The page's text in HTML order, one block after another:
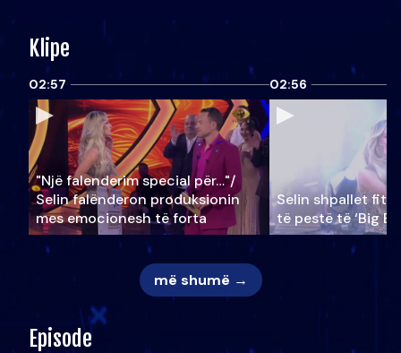
Klipe
02:57
"Një falenderim special për…"/
Selin falënderon produksionin
mes emocionesh të forta
02:56
Selin shpallet
të pestë të ‘Big
më shumë →
Episode